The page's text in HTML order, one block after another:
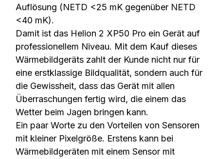
Auflösung (NETD <25 mK gegenüber NETD
<40 mK).
Damit ist das Helion 2 XP50 Pro ein Gerät auf
professionellem Niveau. Mit dem Kauf dieses
Wärmebildgeräts zahlt der Kunde nicht nur für
eine erstklassige Bildqualität, sondern auch für
die Gewissheit, dass das Gerät mit allen
Überraschungen fertig wird, die einem das
Wetter beim Jagen bringen kann.
Ein paar Worte zu den Vorteilen von Sensoren
mit kleiner Pixelgröße. Erstens kann bei
Wärmebildgeräten mit einem Sensor mit